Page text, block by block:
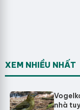
XEM NHIỀU NHẤT
nhà